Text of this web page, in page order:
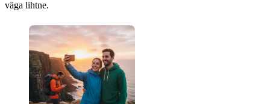
väga lihtne.